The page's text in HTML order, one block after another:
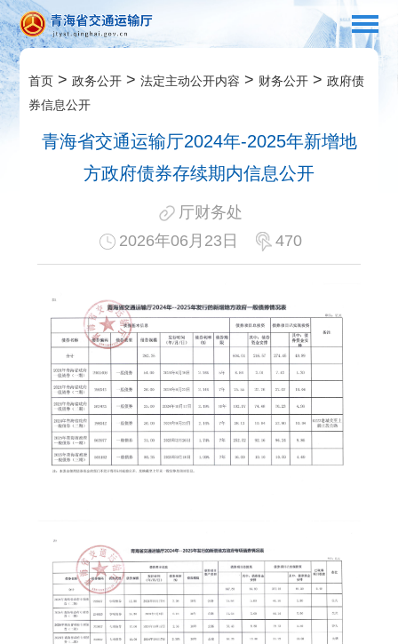
首页 >政务公开 >法定主动公开内容 > 财务公开 >政府债
券信息公开
青海省交通运输厅2024年-2025年新增地
方政府债券存续期内信息公开
厅财务处
2026年06月23日
470